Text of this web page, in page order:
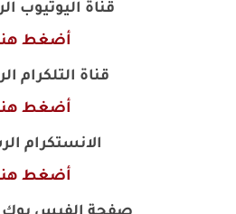
قناة اليوتيوب
أضغط
قناة التلكرام
أضغط
الانستكرام
أضغط